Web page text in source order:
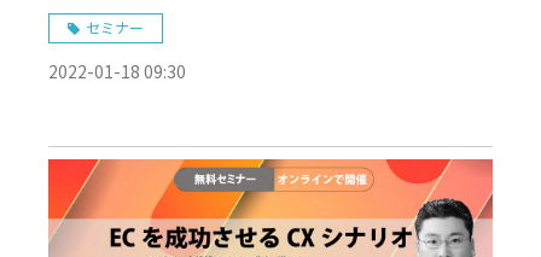
シーシステムマイグレーション ～ PHP
バージョンアップ編 ～
セミナー
2022-01-18 09:30